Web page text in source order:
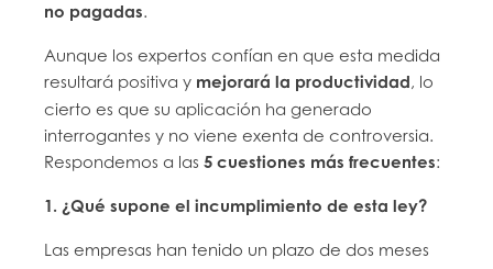
no pagadas.
Aunque los expertos confían en que esta medida
resultará positiva y mejorará la productividad, lo
cierto es que su aplicación ha generado
interrogantes y no viene exenta de controversia.
Respondemos a las5 cuestiones más frecuentes:
1. ¿Qué supone el incumplimiento de esta ley?
Las empresas han tenido un plazo de dos meses